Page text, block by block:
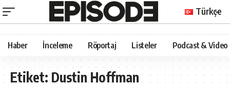
Türkçe
Haber İnceleme Röportaj Listeler Podcast & Video
Etiket:Dustin Hoffman